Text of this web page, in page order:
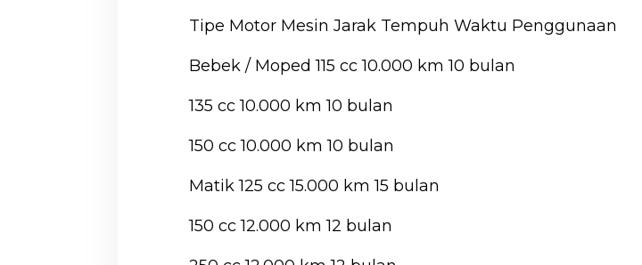
Tipe Motor Mesin Jarak Tempuh Waktu Penggunaan
Bebek / Moped 115 cc 10.000 km 10 bulan
135 cc 10.000 km 10 bulan
150 cc 10.000 km 10 bulan
Matik 125 cc 15.000 km 15 bulan
150 cc 12.000 km 12 bulan